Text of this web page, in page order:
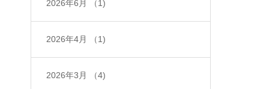
2026年6月 （1)
2026年4月 （1)
2026年3月 （4)